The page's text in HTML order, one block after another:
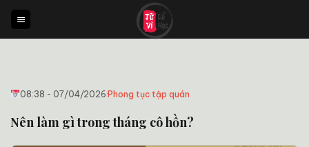
qua
nội
08:38 - 07/04/2026·Phong tục tập quán
Nên làm gì trong tháng cô hồn?